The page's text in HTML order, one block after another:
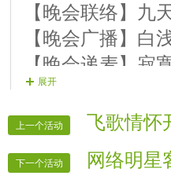
【11演员】心缘
【12演员】谜
【13演员】翼昌
【14演员】訫缘
【15演员】芸儿
第四篇章 四海宾
【16演员】海纳
【晚会联络】九
【晚会广播】白
【晚会递麦】寂
【片花制作】飞翔
【片花制作】心
【片花制作】长乐
【晚会片花】舞
展开
上一个活动 飞歌情怀
下一个活动 网络明星